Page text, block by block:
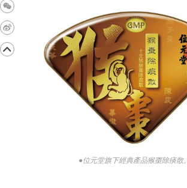
●位元堂旗下經典產品猴棗除痰散。